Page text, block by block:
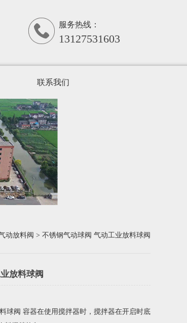
服务热线：
13127531603
联系我们
动放料阀 > 不锈钢气动球阀 气动工业放料球阀
放料球阀
球阀 容器在使用搅拌器时，搅拌器在开启时底